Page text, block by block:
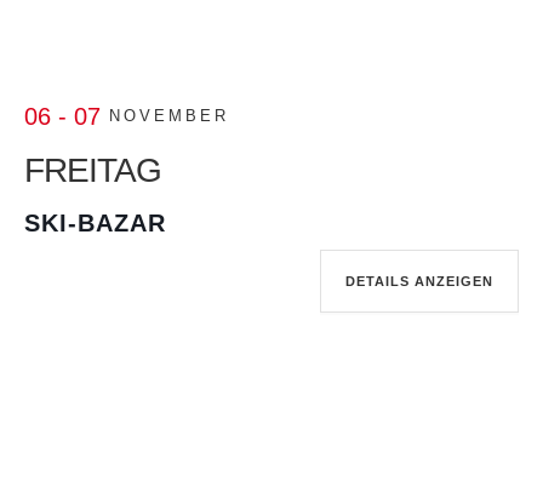
06 - 07 NOVEMBER
FREITAG
SKI-BAZAR
DETAILS ANZEIGEN